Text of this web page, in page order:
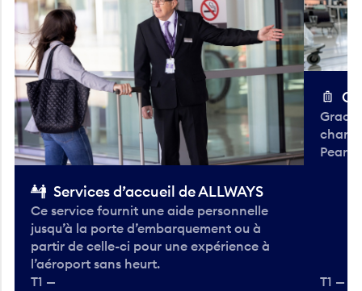
Services d’accueil de ALLWAYS
Ce service fournit une aide personnelle
jusqu’à la porte d’embarquement ou à
partir de celle-ci pour une expérience à
l’aéroport sans heurt.
T1 —
T1 —